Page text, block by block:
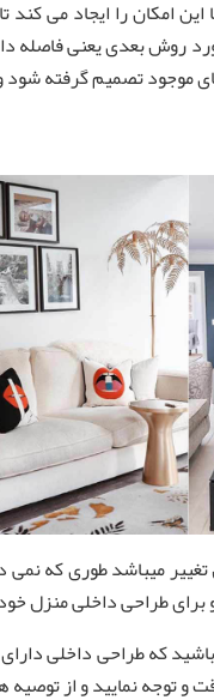
امکان را ایجاد می
روش بعدی یعنی فاصله
تصمیم گرفته شود
میباشد طوری که نمی
طراحی داخلی منزل
که طراحی داخلی
توجه نمایید و از توصیه